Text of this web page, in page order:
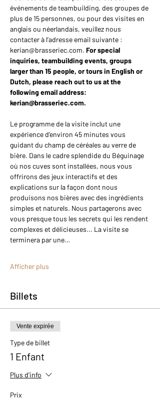
événements de teambuilding, des groupes de
plus de 15 personnes, ou pour des visites en
anglais ou néerlandais, veuillez nous
contacter à l’adresse email suivante :
kerian@brasseriec.com. For special
inquiries, teambuilding events, groups
larger than 15 people, or tours in English or
Dutch, please reach out to us at the
following email address:
kerian@brasseriec.com.
Le programme de la visite inclut une
expérience d’environ 45 minutes vous
guidant du champ de céréales au verre de
bière. Dans le cadre splendide du Béguinage
où nos cuves sont installées, nous vous
offrirons des jeux interactifs et des
explications sur la façon dont nous
produisons nos bières avec des ingrédients
simples et naturels. Nous partagerons avec
vous presque tous les secrets qui les rendent
complexes et délicieuses... La visite se
terminera par une…
Afficher plus
Billets
Vente expirée
Type de billet
1 Enfant
Plus d'info
Prix